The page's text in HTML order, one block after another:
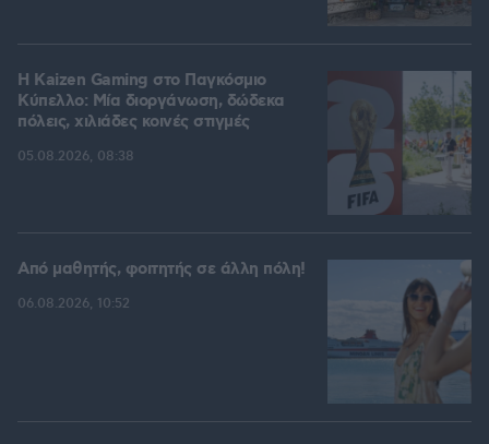
H Kaizen Gaming στο Παγκόσμιο
Kύπελλο: Μία διοργάνωση, δώδεκα
πόλεις, χιλιάδες κοινές στιγμές
05.08.2026, 08:38
Από μαθητής, φοιτητής σε άλλη πόλη!
06.08.2026, 10:52